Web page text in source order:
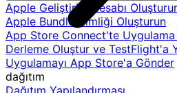
Apple Geliştirici Hesabı
Apple Bundle Kimliği Oluşturun
App Store Connect'te Uygulama
Derleme Oluştur ve TestFlight'a
Uygulamayı App Store'a Gönder
dağıtım
Dağıtım Yapılandırması